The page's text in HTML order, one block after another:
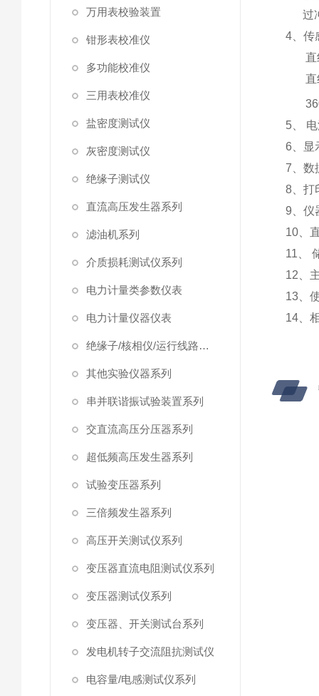
万用表校验装置
钳形表校准仪
多功能校准仪
三用表校准仪
盐密度测试仪
灰密度测试仪
绝缘子测试仪
直流高压发生器系列
滤油机系列
介质损耗测试仪系列
电力计量类参数仪表
电力计量仪器仪表
绝缘子/核相仪/运行线路试验仪器
其他实验仪器系列
串并联谐振试验装置系列
交直流高压分压器系列
超低频高压发生器系列
试验变压器系列
三倍频发生器系列
高压开关测试仪系列
变压器直流电阻测试仪系列
变压器测试仪系列
变压器、开关测试台系列
发电机转子交流阻抗测试仪
电容量/电感测试仪系列
过冲
4、传
直线
直线
360
5、
6、显
7、数
8、打
9、仪
10、
11、
12、
13、
14、